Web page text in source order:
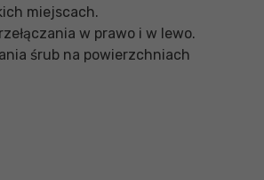
miejscach.
w prawo i w lewo.
śrub na powierzchniach